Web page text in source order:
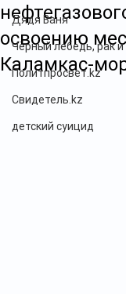
Дядя Ваня
Чёрный лебедь, рак
Политпросвет.kz
Свидетель.kz
детский суицид
освоению
Каламкас-